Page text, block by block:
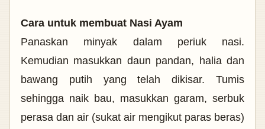
Cara untuk membuat Nasi Ayam
Panaskan minyak dalam periuk nasi.
Kemudian masukkan daun pandan, halia dan
bawang putih yang telah dikisar. Tumis
sehingga naik bau, masukkan garam, serbuk
perasa dan air (sukat air mengikut paras beras)